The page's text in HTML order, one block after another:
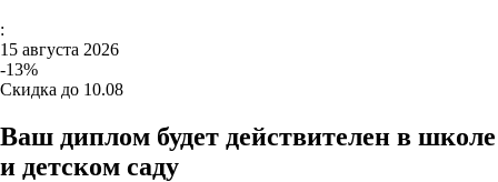
:
15 августа 2026
-13%
Скидка до 10.08
Ваш диплом будет действителен в школе
и детском саду